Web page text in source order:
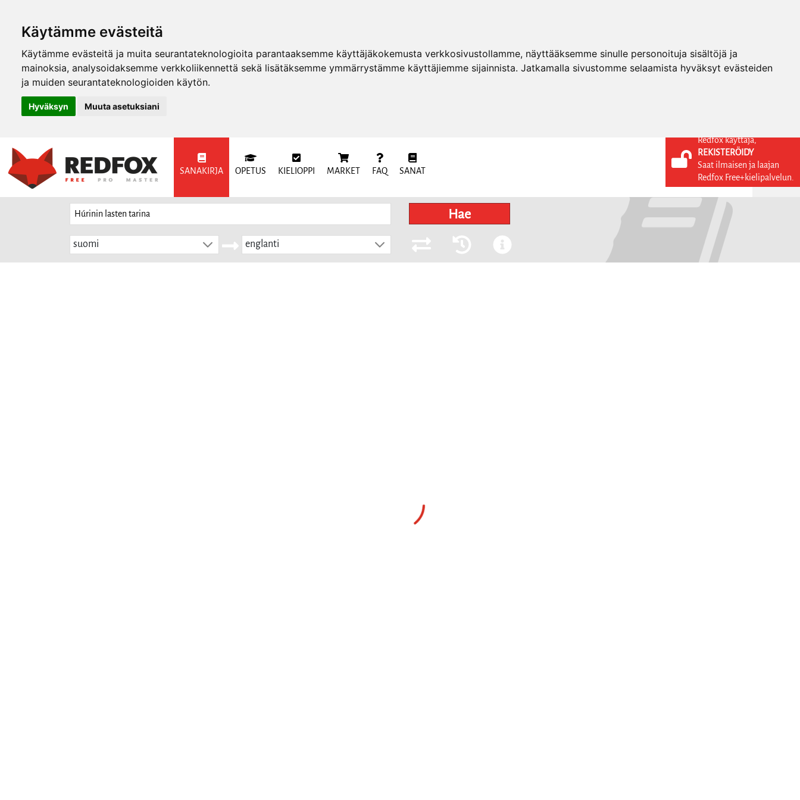
Käytämme evästeitä
Käytämme evästeitä ja muita seurantateknologioita parantaaksemme käyttäjäkokemusta verkkosivustollamme, näyttääksemme sinulle personoituja sisältöjä ja
mainoksia, analysoidaksemme verkkoliikennettä sekä lisätäksemme ymmärrystämme käyttäjiemme sijainnista. Jatkamalla sivustomme selaamista hyväksyt evästeiden
ja muiden seurantateknologioiden käytön.
Hyväksyn Muuta asetuksiani
SANAKIRJA OPETUS KIELIOPPI MARKET FAQ SANAT
KIRJAUDU SISÄÄN
REKISTERÖIDY
Hae
suomi englanti
Redfox käyttäjä,
REKISTERÖIDY
Saat ilmaisen ja laajan
Redfox Free+kielipalvelun.